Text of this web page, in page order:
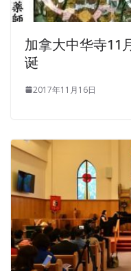
加拿大中华寺11
诞
2017年11月16日